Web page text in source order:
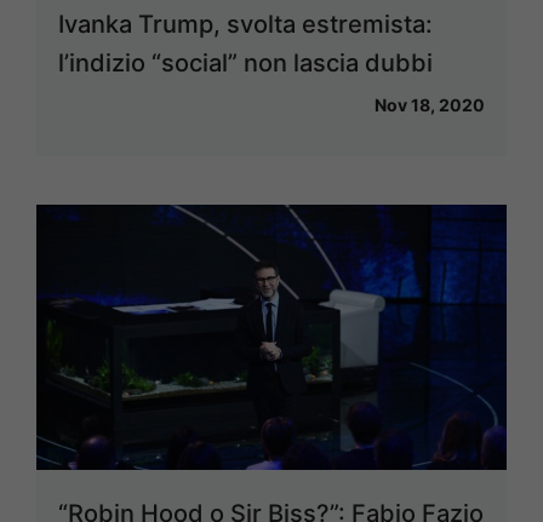
Ivanka Trump, svolta estremista:
l’indizio “social” non lascia dubbi
Nov 18, 2020
“Robin Hood o Sir Biss?”: Fabio Fazio